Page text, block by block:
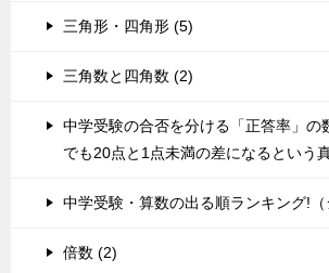
三角形・四角形 (5)
三角数と四角数 (2)
中学受験の合否を分ける「正答率」の
でも20点と1点未満の差になるという
中学受験・算数の出る順ランキング!
倍数 (2)